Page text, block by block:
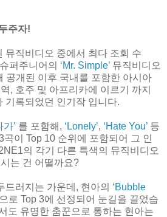
주자!
뮤직비디오 중에서 최다 조회 수
퍼주니어의 ‘Mr. Simple’ 뮤직비디오
공개된 이후 국내를 포함한 아시아
, 호주 및 아프리카에 이르기 까지
기록되었던 인기작 입니다.
’ 를 포함해, ‘Lonely’, ‘Hate You’ 등
이 Top 10 순위에 포함되어 그 인
의 각기 다른 특색의 뮤직비디오
는 건 어떨까요?
드러지는 가운데, 현아의 ‘Bubble
로 Top 3에 선정되어 눈길을 끌었습
도 유명한 춤꾼으로 통하는 현아는